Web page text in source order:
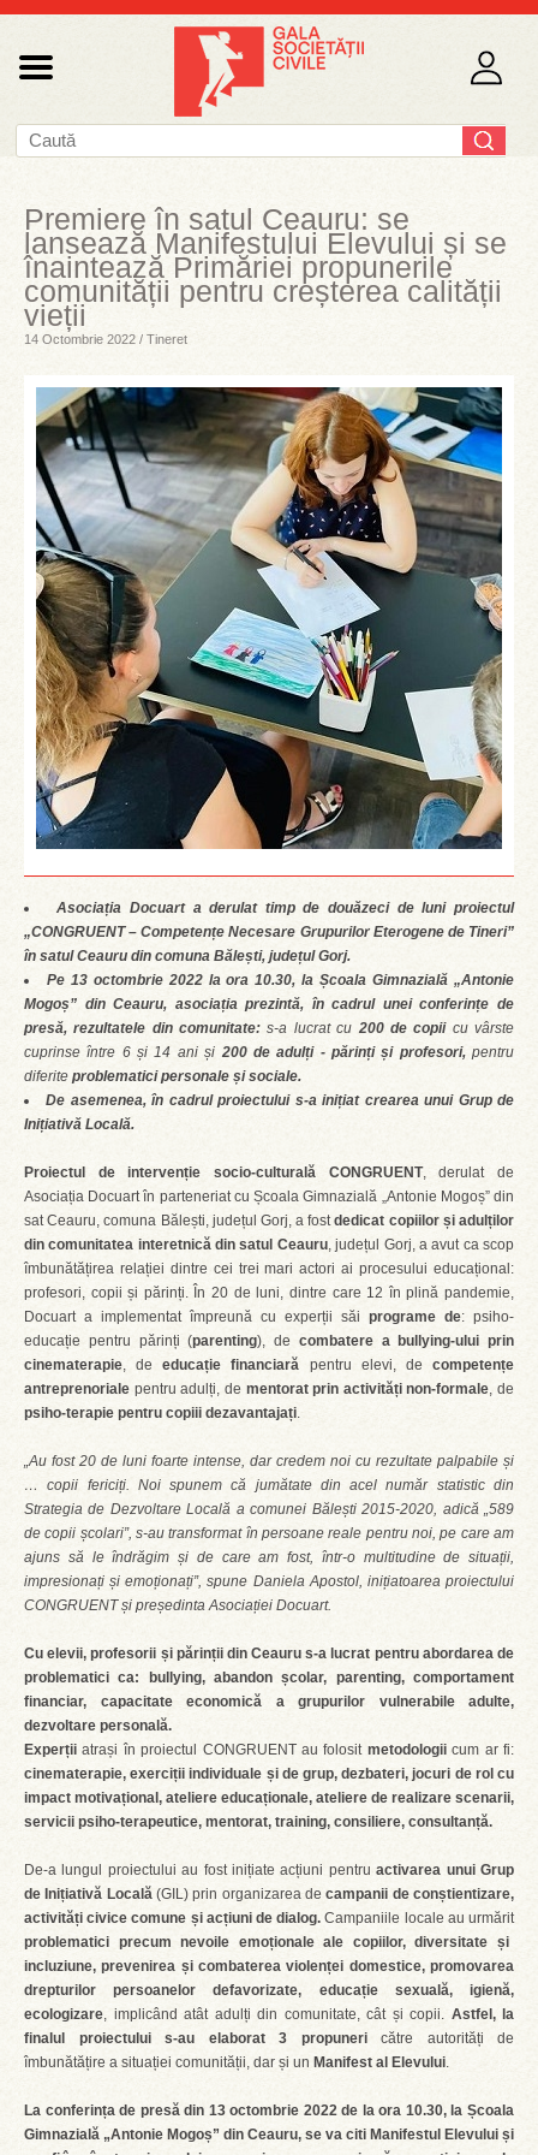
Premiere în satul Ceauru: se
lansează Manifestului Elevului și se
înaintează Primăriei propunerile
comunității pentru creșterea calității
vieții
14 Octombrie 2022 / Tineret
Asociația Docuart a derulat timp de douăzeci de luni proiectul
„CONGRUENT – Competențe Necesare Grupurilor Eterogene de Tineri”
în satul Ceauru din comuna Bălești, județul Gorj.
Pe 13 octombrie 2022 la ora 10.30, la Școala Gimnazială „Antonie
Mogoș” din Ceauru, asociația prezintă, în cadrul unei conferințe de
presă, rezultatele din comunitate:s-a lucrat cu 200 de copii cu vârste
cuprinse între 6 și 14 ani și200 de adulți - părinți și profesori, pentru
diferite problematici personale și sociale.
De asemenea, în cadrul proiectului s-a inițiat crearea unui Grup de
Inițiativă Locală.
Proiectul de intervenție socio-culturală CONGRUENT, derulat de
Asociația Docuart în parteneriat cu Școala Gimnazială „Antonie Mogoș” din
sat Ceauru, comuna Bălești, județul Gorj, a fostdedicat copiilor și adulților
din comunitatea interetnică din satul Ceauru, județul Gorj, a avut ca scop
îmbunătățirea relației dintre cei trei mari actori ai procesului educațional:
profesori, copii și părinți. În 20 de luni, dintre care 12 în plină pandemie,
Docuart a implementat împreună cu experții săi programe de: psiho-
educație pentru părinți (parenting), de combatere a bullying-ului prin
cinematerapie, deeducație financiară pentru elevi, decompetențe
antreprenoriale pentru adulți, de mentorat prin activități non-formale, de
psiho-terapie pentru copiii dezavantajați.
„Au fost 20 de luni foarte intense, dar credem noi cu rezultate palpabile și
… copii fericiți. Noi spunem că jumătate din acel număr statistic din
Strategia de Dezvoltare Locală a comunei Bălești 2015-2020, adică „589
de copii școlari”, s-au transformat în persoane reale pentru noi, pe care am
ajuns să le îndrăgim și de care am fost, într-o multitudine de situații,
impresionați și emoționați”, spune Daniela Apostol, inițiatoarea proiectului
CONGRUENT și președinta Asociației Docuart.
Cu elevii, profesorii și părinții din Ceauru s-a lucrat pentru abordarea de
problematici ca: bullying, abandon școlar, parenting, comportament
financiar, capacitate economică a grupurilor vulnerabile adulte,
dezvoltare personală.
Experțiiatrași în proiectul CONGRUENT au folosit metodologiicum ar fi:
cinematerapie, exerciții individuale și de grup, dezbateri, jocuri de rol cu
impact motivațional, ateliere educaționale, ateliere de realizare scenarii,
servicii psiho-terapeutice, mentorat, training, consiliere, consultanță.
De-a lungul proiectului au fost inițiate acțiuni pentruactivarea unui Grup
de Inițiativă Locală(GIL) prin organizarea decampanii de conștientizare,
activități civice comune și acțiuni de dialog.Campaniile locale au urmărit
problematici precum nevoile emoționale ale copiilor, diversitate și
incluziune, prevenirea și combaterea violenței domestice, promovarea
drepturilor persoanelor defavorizate, educație sexuală, igienă,
ecologizare, implicând atât adulți din comunitate, cât și copii. Astfel, la
finalul proiectului s-au elaborat 3 propunericătre autorități de
îmbunătățire a situației comunității, dar și un Manifest al Elevului.
La conferința de presă din 13 octombrie 2022 de la ora 10.30, la Școala
Gimnazială „Antonie Mogoș” din Ceauru, se va citi Manifestul Elevului și